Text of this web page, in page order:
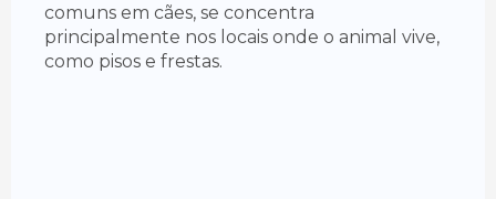
comuns em cães, se concentra
principalmente nos locais onde o animal vive,
como pisos e frestas.